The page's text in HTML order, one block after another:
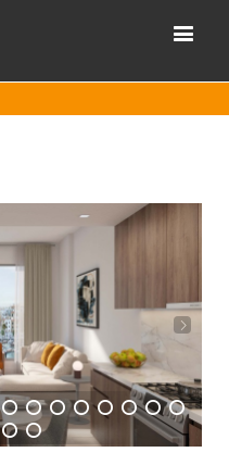
10 11 12 13 14 16 17
21 22